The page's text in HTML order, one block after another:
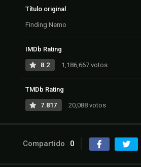
Título original
Finding Nemo
IMDb Rating
8.2 1,186,667 votos
TMDb Rating
7.817 20,088 votos
Compartido 0